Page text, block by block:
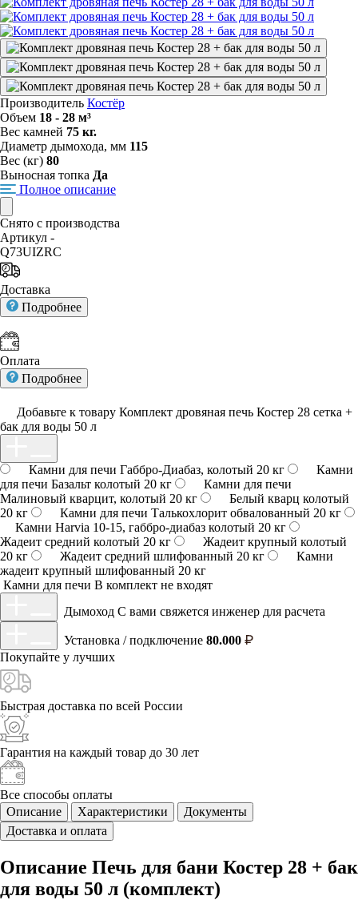
Производитель Костёр
Объем 18 - 28 м³
Вес камней 75 кг.
Диаметр дымохода, мм 115
Вес (кг) 80
Выносная топка Да
Полное описание
Снято с производства
Артикул -
Q73UIZRC
Доставка
Подробнее
Оплата
Подробнее
Добавьте к товару Комплект дровяная печь Костер 28 сетка +
бак для воды 50 л
Камни для печи Габбро-Диабаз, колотый 20 кг
Камни
для печи Базальт колотый 20 кг
Камни для печи
Малиновый кварцит, колотый 20 кг
Белый кварц колотый
20 кг
Камни для печи Талькохлорит обвалованный 20 кг
Камни Harvia 10-15, габбро-диабаз колотый 20 кг
Жадеит средний колотый 20 кг
Жадеит крупный колотый
20 кг
Жадеит средний шлифованный 20 кг
Камни
жадеит крупный шлифованный 20 кг
Камни для печи В комплект не входят
Дымоход С вами свяжется инженер для расчета
Установка / подключение 80.000
Покупайте у лучших
Быстрая доставка по всей России
Гарантия на каждый товар до 30 лет
Все способы оплаты
Описание
Характеристики
Документы
Доставка и оплата
Описание Печь для бани Костер 28 + бак
для воды 50 л (комплект)